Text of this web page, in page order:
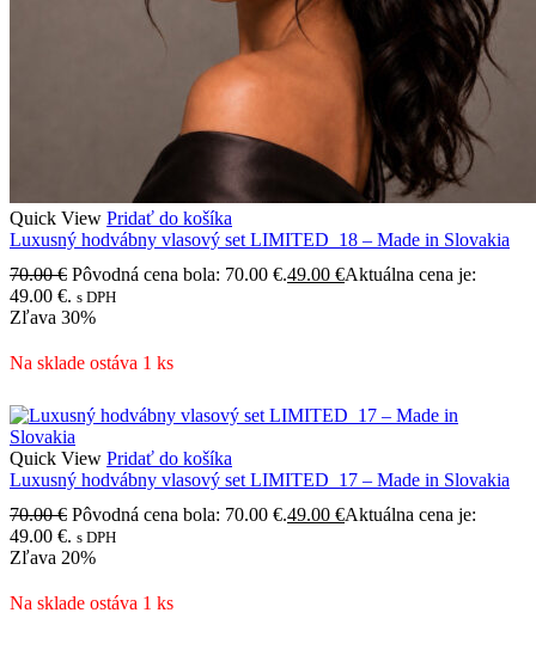
Quick View Pridať do košíka
Luxusný hodvábny vlasový set LIMITED_18 – Made in Slovakia
70.00€ Pôvodná cena bola: 70.00 €.49.00 €Aktuálna cena je:
49.00 €. s DPH
Zľava 30%
Na sklade ostáva 1 ks
Quick View Pridať do košíka
Luxusný hodvábny vlasový set LIMITED_17 – Made in Slovakia
70.00€ Pôvodná cena bola: 70.00 €.49.00 €Aktuálna cena je:
49.00 €. s DPH
Zľava 20%
Na sklade ostáva 1 ks